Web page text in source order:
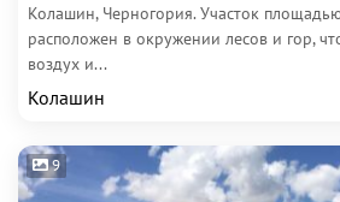
Колашин, Черногория. Участок
расположен в окружении лесов и гор,
воздух и...
Колашин
9